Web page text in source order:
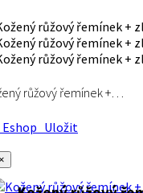
růžový řemínek +…
Uložit